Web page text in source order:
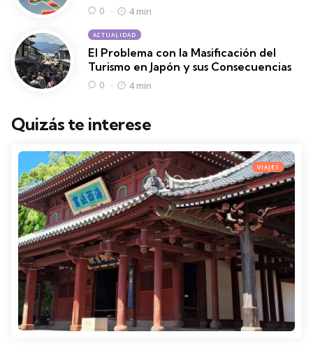
0 4 min
ACTUALIDAD
El Problema con la Masificación del
Turismo en Japón y sus Consecuencias
0 4 min
Quizás te interese
VIAJES